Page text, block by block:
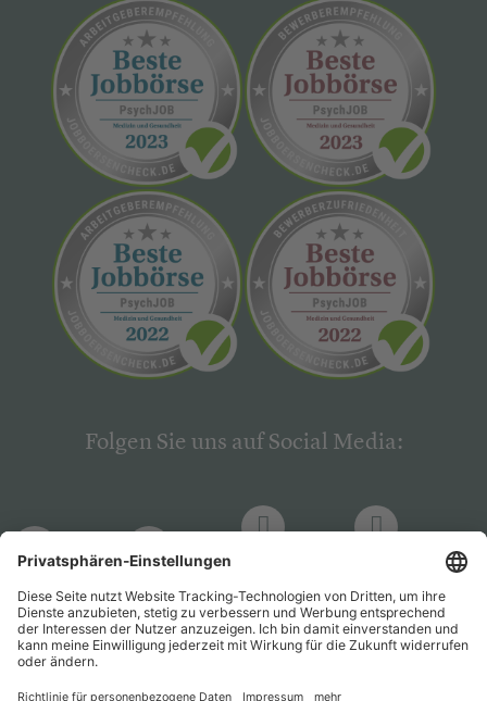
Folgen Sie uns auf Social Media:
PsychJOB PsychJOB
Hogrefe
Verlag
Hogrefe
Verlag